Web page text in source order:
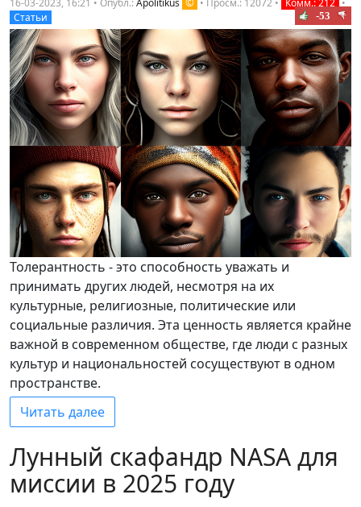
16-03-2023, 16:21 • Опубл.:Apolitikus • Просм.: 12072 • Комм.: 212 •
Статьи
-53
Толерантность - это способность уважать и
принимать других людей, несмотря на их
культурные, религиозные, политические или
социальные различия. Эта ценность является крайне
важной в современном обществе, где люди с разных
культур и национальностей сосуществуют в одном
пространстве.
Читать далее
Лунный скафандр NASA для
миссии в 2025 году